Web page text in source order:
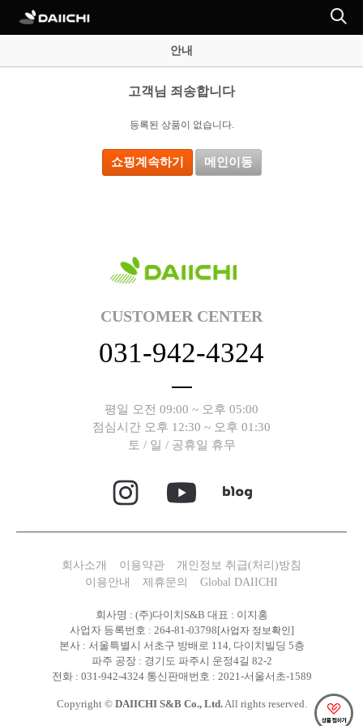
안내
고객님 죄송합니다
등록된 상품이 없습니다.
쇼핑계속하기 메인이동
CUSTOMER CENTER
031-942-4324
평일 오전 09:00 ~ 오후 05:00
점심시간 오후 12:30 ~ 오후 01:30
토 / 일 / 공휴일 휴무
회사소개 이용약관
개인정보 취급(처리)방침
이용안내
제휴문의 Global DAIICHI
회사명 : (주)다이치S&B 대표 : 이지홍
사업자 등록번호 : 264-81-03798[사업자 정보확인]
본사 : 서울특별시 서초구 방배로 114, 다이치빌딩 5층
파주 공장 : 경기도 파주시 운정4길 82-2
전화 : 031-942-4324 통신판매번호 : 2021-서울서초-1589
Copyright © DAIICHI S&B Co., Ltd.All rights reserved.